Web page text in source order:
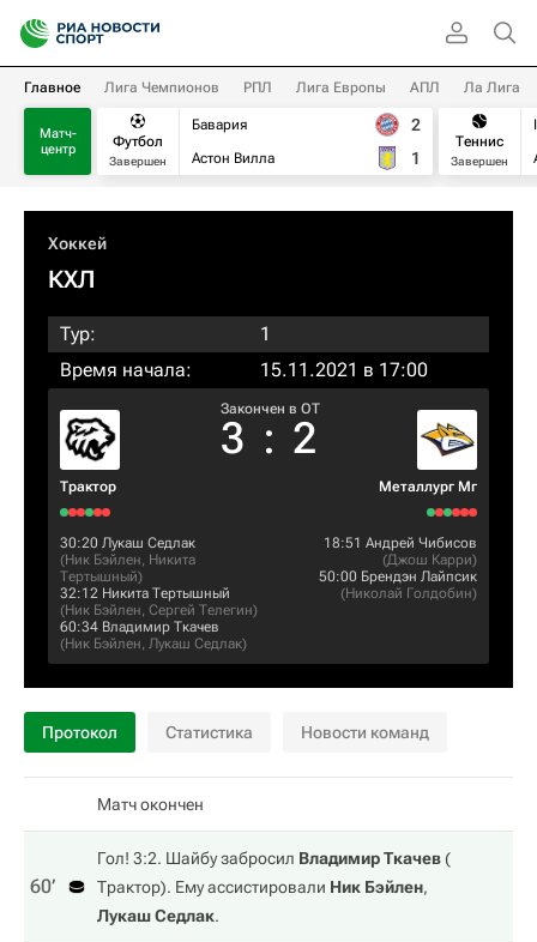
Главное Лига Чемпионов РПЛ Лига Европы АПЛ Ла Лига
Матч-
центр
Футбол
Завершен
Бавария
Астон Вилла
2
1
Теннис
Завершен
Хоккей
КХЛ
Тур:
1
Время начала:
15.11.2021 в 17:00
Трактор
Закончен в OT
3 : 2
Металлург Мг
30:20 Лукаш Седлак
(Ник Бэйлен, Никита
Тертышный)
32:12 Никита Тертышный
(Ник Бэйлен, Сергей Телегин)
60:34 Владимир Ткачев
(Ник Бэйлен, Лукаш Седлак)
18:51 Андрей Чибисов
(Джош Карри)
50:00 Брендэн Лайпсик
(Николай Голдобин)
Протокол Статистика Новости команд
Матч окончен
60‎’‎
Гол! 3:2. Шайбу забросил Владимир Ткачев(
Трактор). Ему ассистировали Ник Бэйлен,
Лукаш Седлак.